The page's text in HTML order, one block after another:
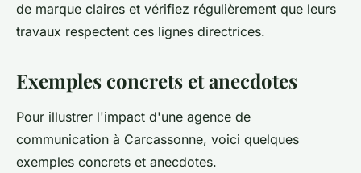
de marque claires et vérifiez régulièrement que leurs
travaux respectent ces lignes directrices.
Exemples concrets et anecdotes
Pour illustrer l'impact d'une agence de
communication à Carcassonne, voici quelques
exemples concrets et anecdotes.